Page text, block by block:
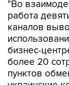
каналов
бизнес-
более 20
пунктов
украинские
средства,